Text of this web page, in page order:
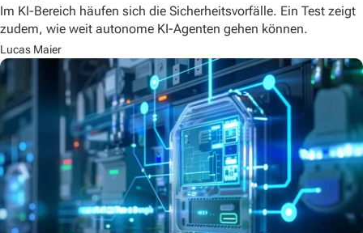
Im KI-Bereich häufen sich die Sicherheitsvorfälle. Ein Test zeigt
zudem, wie weit autonome KI-Agenten gehen können.
Lucas Maier